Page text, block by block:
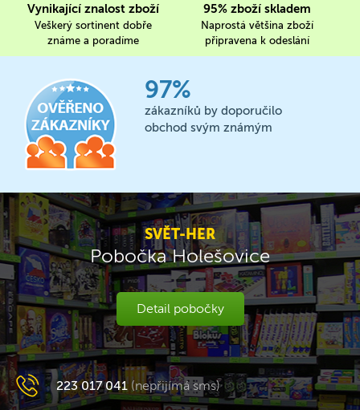
Vynikající znalost zboží
Veškerý sortinent dobře
známe a poradíme
95% zboží skladem
Naprostá většina zboží
připravena k odeslání
97%
zákazníků by doporučilo
obchod svým známým
SVĚT-HER
Pobočka Holešovice
Detail pobočky
223 017 041 (nepřijímá sms)